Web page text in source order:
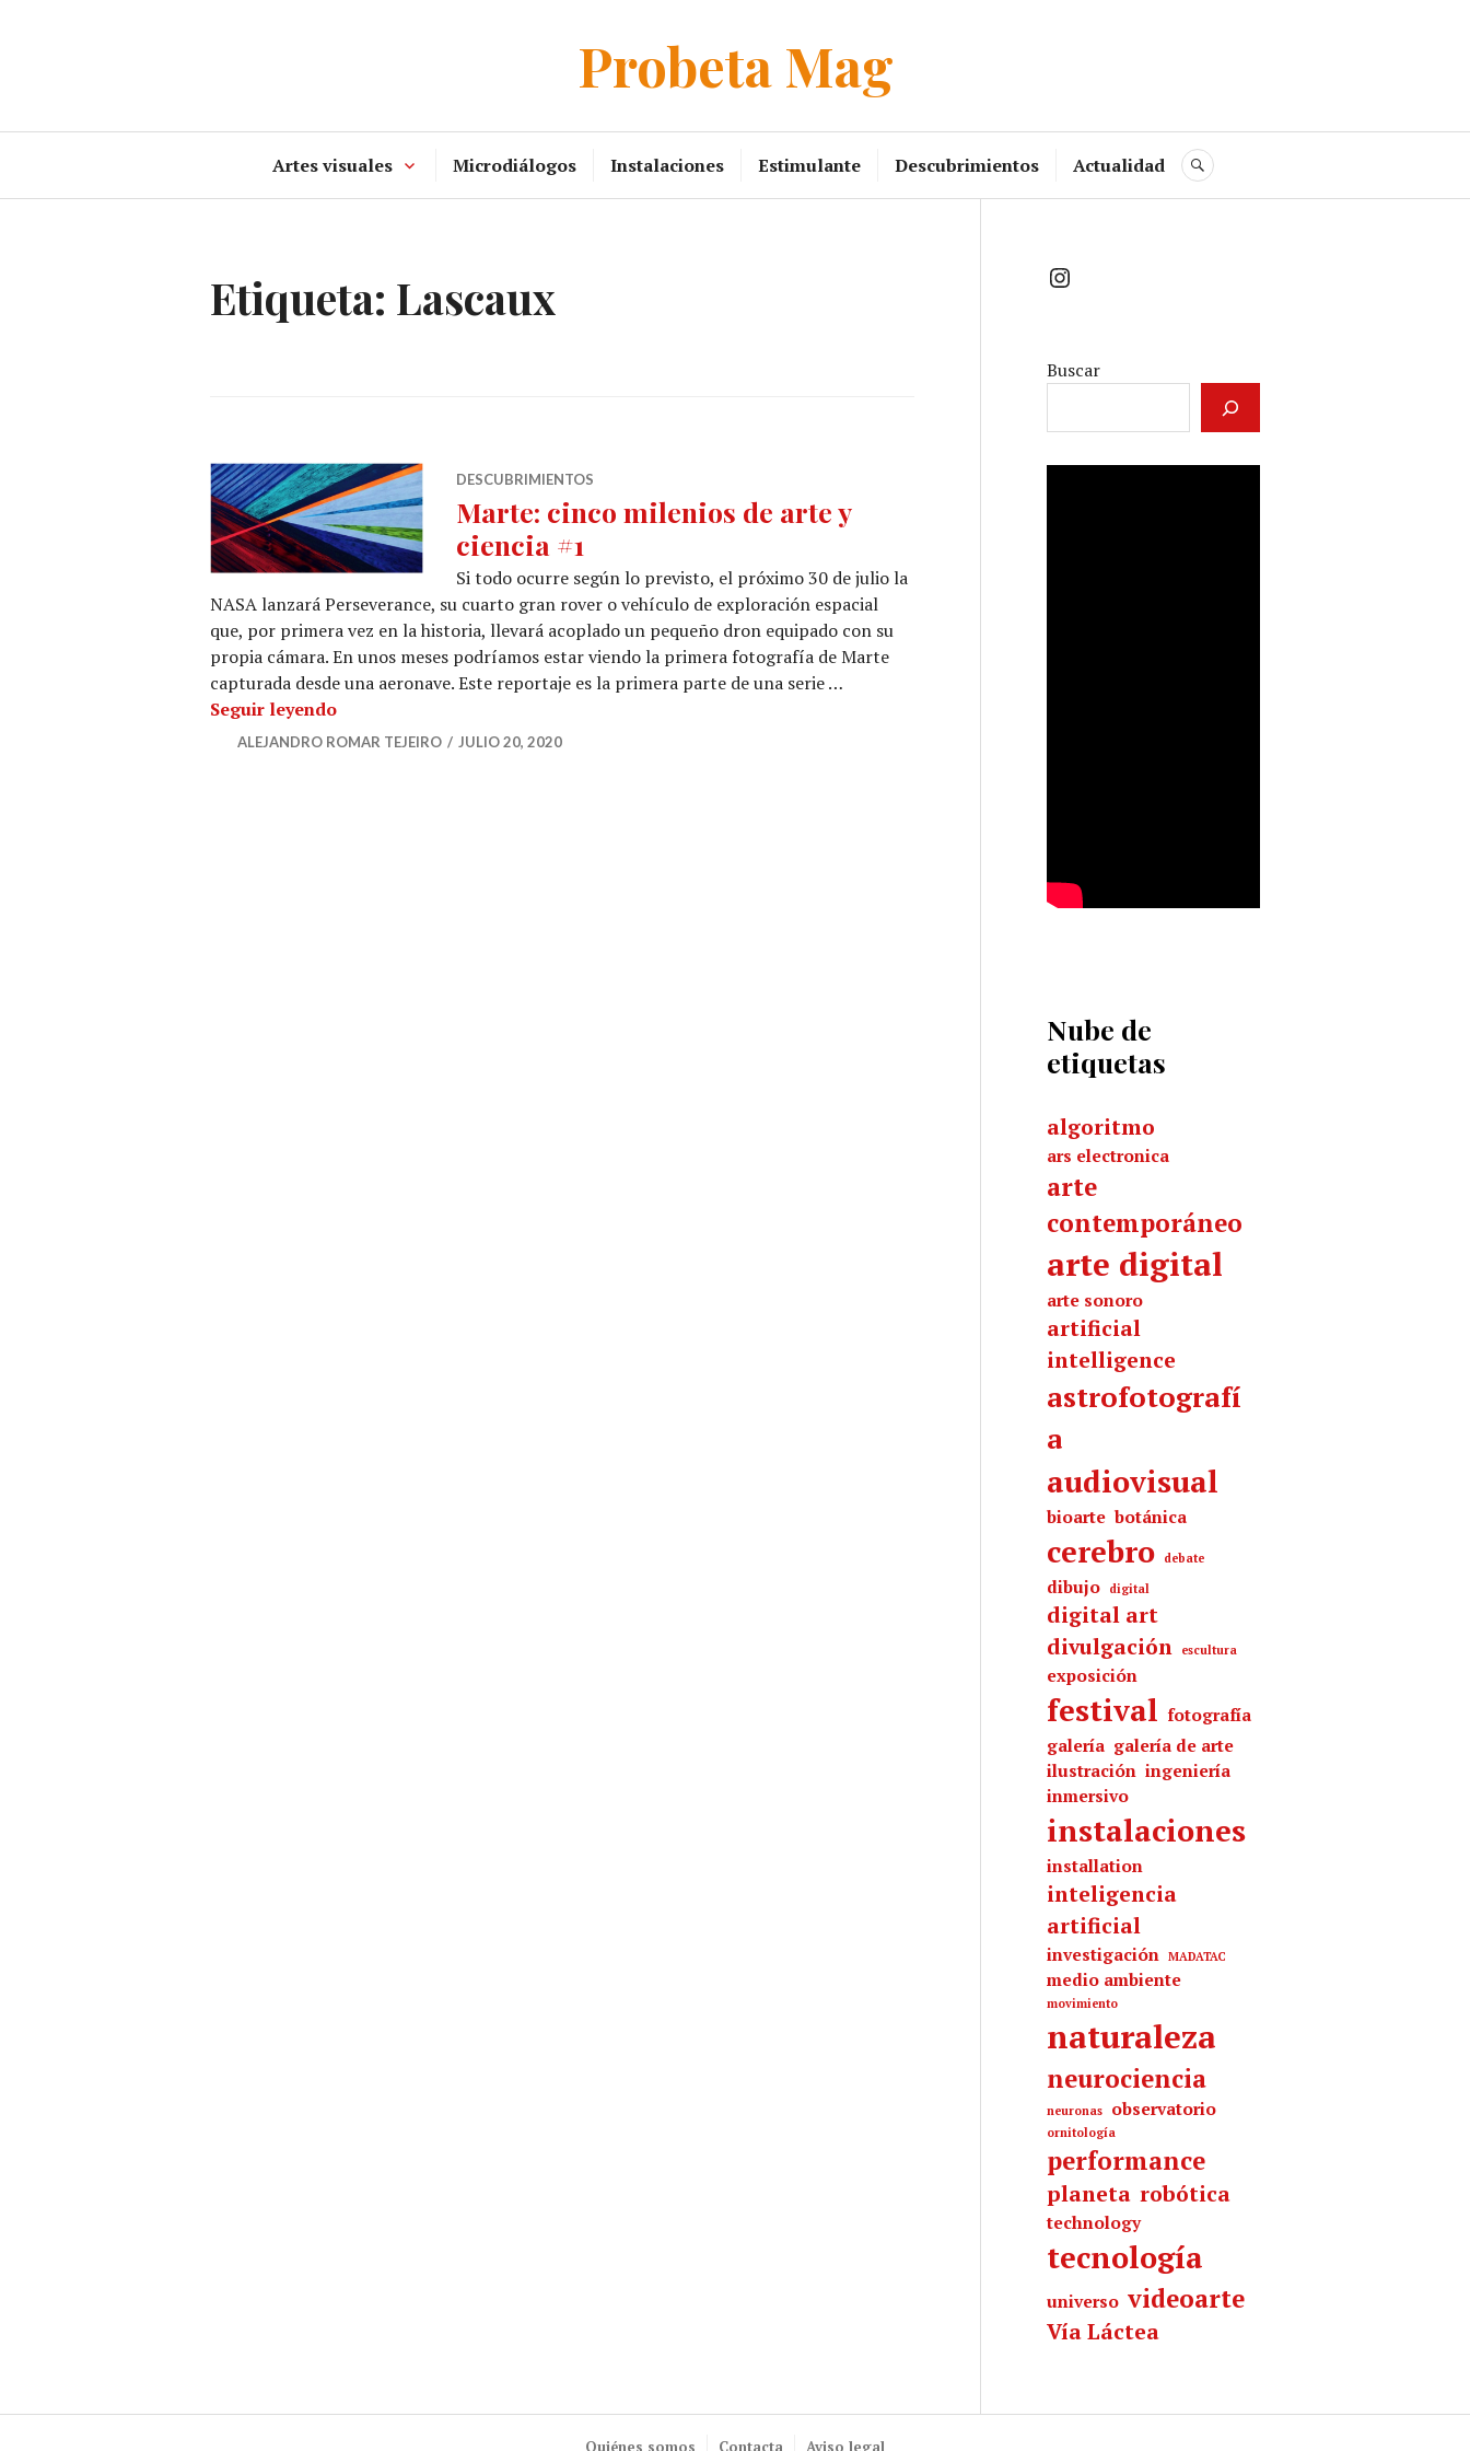
Probeta Mag
Artes visuales Microdiálogos Instalaciones Estimulante Descubrimientos Actualidad BUSCAR
Etiqueta: Lascaux
DESCUBRIMIENTOS
Marte: cinco milenios de arte y
ciencia #1
Si todo ocurre según lo previsto, el próximo 30 de julio la
NASA lanzará Perseverance, su cuarto gran rover o vehículo de exploración espacial
que, por primera vez en la historia, llevará acoplado un pequeño dron equipado con su
propia cámara. En unos meses podríamos estar viendo la primera fotografía de Marte
capturada desde una aeronave. Este reportaje es la primera parte de una serie …
Seguir leyendoMarte: cinco milenios de arte y ciencia #1
ALEJANDRO ROMAR TEJEIRO JULIO 20, 2020
Instagram
Buscar
Nube de
etiquetas
algoritmo
ars electronica
arte
contemporáneo
arte digital
arte sonoro
artificial
intelligence
astrofotografí
a
audiovisual
bioarte botánica
cerebro debate
dibujo digital
digital art
divulgación
escultura
exposición
festival fotografía
galería galería de arte
ilustración ingeniería
inmersivo
instalaciones
installation
inteligencia
artificial
investigación MADATAC
medio ambiente
movimiento
naturaleza
neurociencia
neuronas observatorio
ornitología
performance
planeta robótica
technology
tecnología
universo videoarte
Vía Láctea
Quiénes somos Contacta Aviso legal